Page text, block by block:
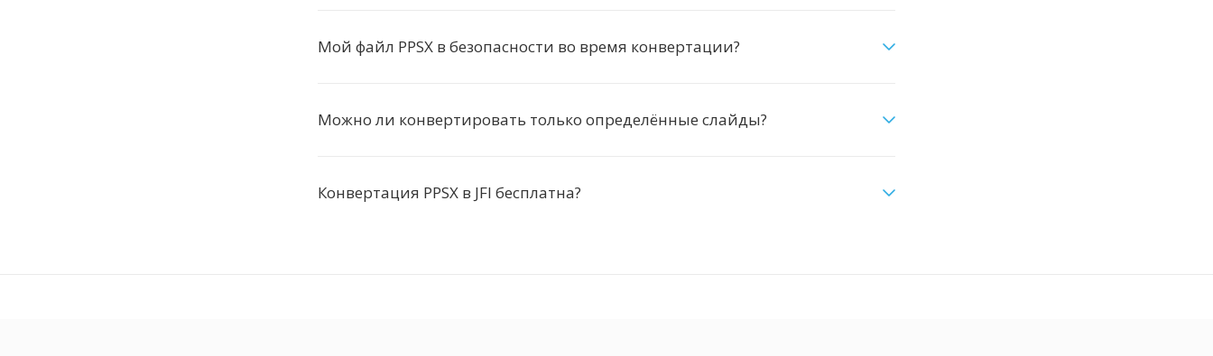
Мой файл PPSX в безопасности во время конвертации?
Можно ли конвертировать только определённые слайды?
Конвертация PPSX в JFI бесплатна?